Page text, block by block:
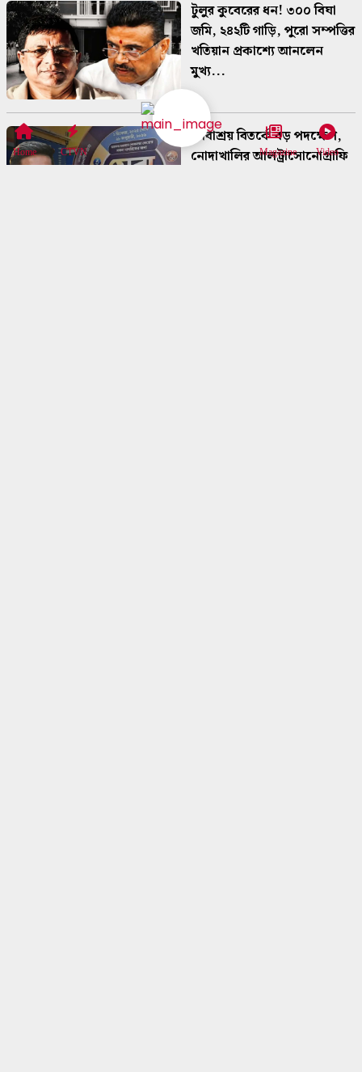
টুলুর কুবেরের ধন! ৩০০ বিঘা
জমি, ২৪২টি গাড়ি, পুরো সম্পত্তির
খতিয়ান প্রকাশ্যে আনলেন
মুখ্য...
সেবাশ্রয় বিতর্কে বড় পদক্ষেপ,
নোদাখালির আলট্রাসোনোগ্রাফি
Home CTVN Magazine Video